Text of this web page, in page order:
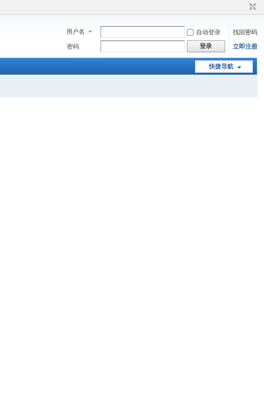
用户名 自动登录
找回密码
密码
登录 立即注册
快捷导航